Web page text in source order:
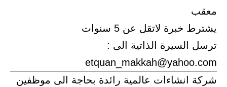
معقب
يشترط خبرة لاتقل عن 5 سنوات
ترسل السيرة الذاتية الى :
etquan_makkah@yahoo.com
شركة انشاءات عالمية رائدة بحاجة الى موظفين